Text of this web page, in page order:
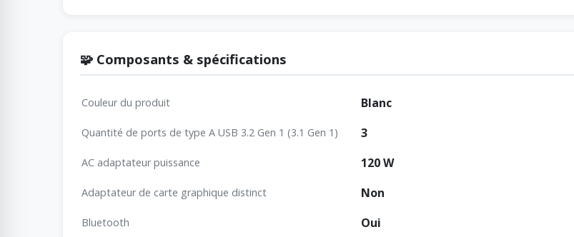
🧩 Composants & spécifications
Couleur du produit Blanc
Quantité de ports de type A USB 3.2 Gen 1 (3.1 Gen 1) 3
AC adaptateur puissance 120 W
Adaptateur de carte graphique distinct Non
Bluetooth Oui